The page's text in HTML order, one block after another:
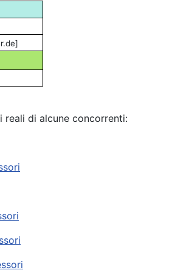
reali di alcune concorrenti: